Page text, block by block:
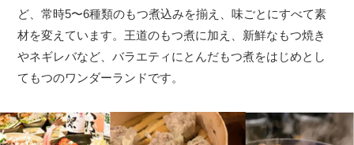
ど、常時5〜6種類のもつ煮込みを揃え、味ごとにすべて素
材を変えています。王道のもつ煮に加え、新鮮なもつ焼き
やネギレバなど、バラエティにとんだもつ煮をはじめとし
てもつのワンダーランドです。